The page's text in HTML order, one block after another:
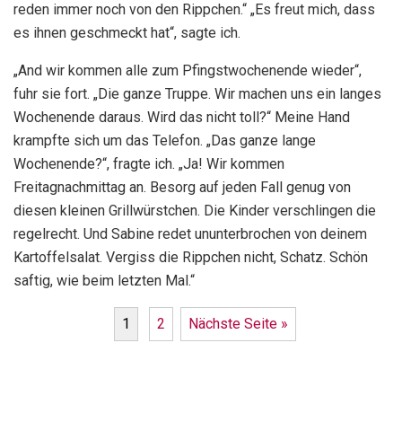
reden immer noch von den Rippchen.“ „Es freut mich, dass
es ihnen geschmeckt hat“, sagte ich.
„And wir kommen alle zum Pfingstwochenende wieder“,
fuhr sie fort. „Die ganze Truppe. Wir machen uns ein langes
Wochenende daraus. Wird das nicht toll?“ Meine Hand
krampfte sich um das Telefon. „Das ganze lange
Wochenende?“, fragte ich. „Ja! Wir kommen
Freitagnachmittag an. Besorg auf jeden Fall genug von
diesen kleinen Grillwürstchen. Die Kinder verschlingen die
regelrecht. Und Sabine redet ununterbrochen von deinem
Kartoffelsalat. Vergiss die Rippchen nicht, Schatz. Schön
saftig, wie beim letzten Mal.“
1 2 Nächste Seite »